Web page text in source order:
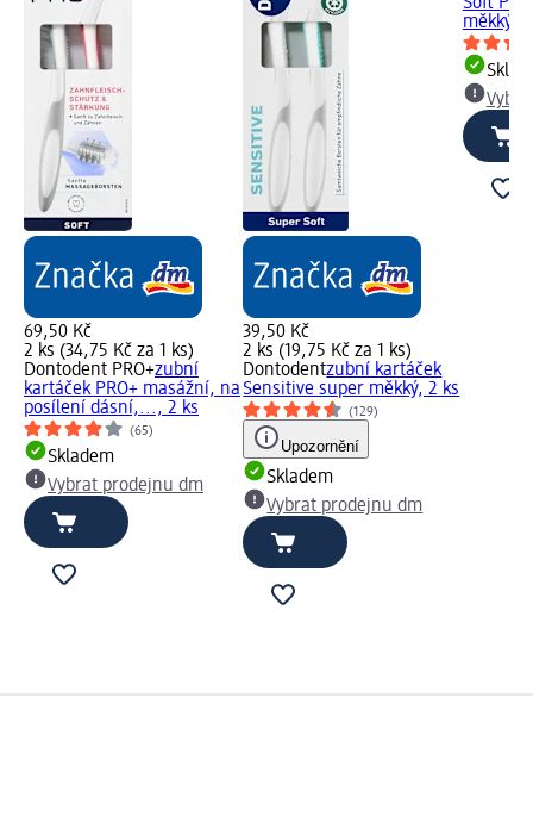
69,50 Kč
2 ks (34,75 Kč za 1 ks)
Dontodent PRO+zubní
kartáček PRO+ masážní, na
posílení dásní,..., 2 ks
(65)
Skladem
Vybrat prodejnu dm
39,50 Kč
2 ks (19,75 Kč za 1 ks)
Dontodentzubní kartáček
Sensitive super měkký, 2 ks
(129)
Upozornění
Skladem
Vybrat prodejnu dm
Soft
měkký, 1